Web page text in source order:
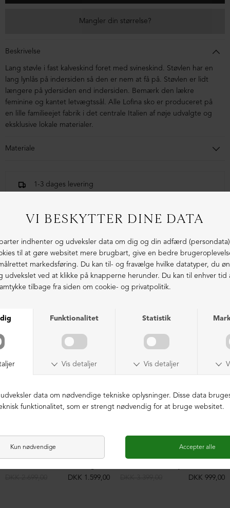
Mangler din størrelse?
Beskrivelse
Lang støvle i fast kalveskind foret med svineskind. Støvlen har en
lang lynlås på indersiden så den er nem at få på. Støvlen er lidt
længere på ydersiden end indersiden. Bemærk den lækre
feminine og kantet letvægtssål. Alle Lofina sko er produceret på
en lille familieejet fabrik i det centrale Italien af nøje udvalgte og
eksklusive lokale materialer.
Materiale
1-3 dages levering
Ekstraordinær kvalitet - produceret i Europa
LIGNENDE PRODUKTER
DKK 1.599,00
DKK 999,00